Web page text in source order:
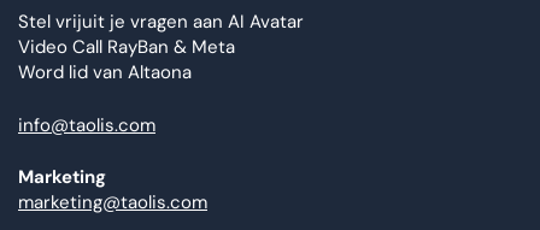
Stel vrijuit je vragen aan AI Avatar
Video Call RayBan & Meta
Word lid van Altaona
info@taolis.com
Marketing
marketing@taolis.com